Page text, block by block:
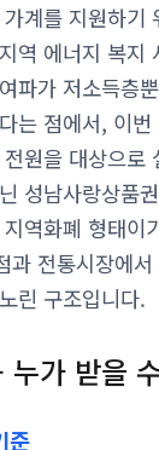
계를 지원하기
역 에너지 복지
파가 저소득층
는 점에서, 이번
원을 대상으로
성남사랑상품
역화폐 형태이
과 전통시장에
린 구조입니다.
누가 받을
준